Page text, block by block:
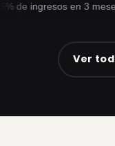
en 3 meses
Ver